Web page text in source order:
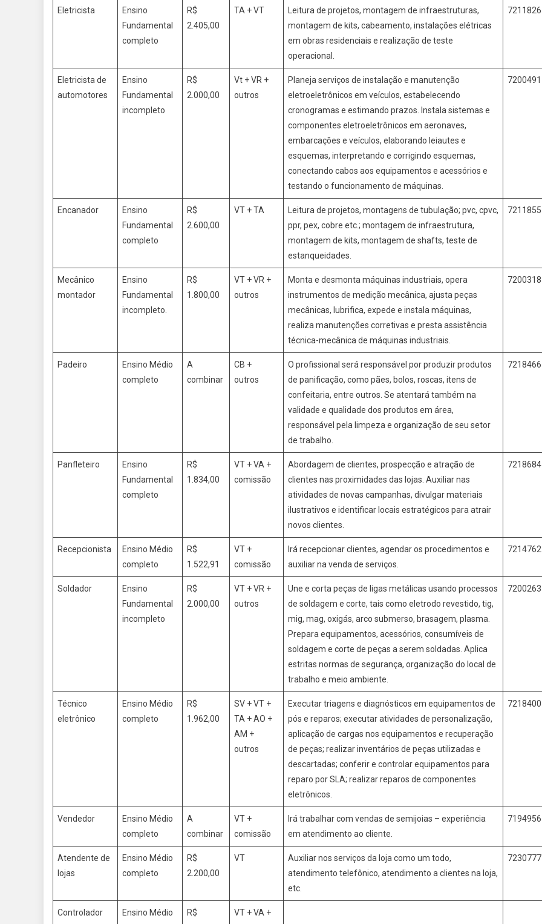
Eletricista
Ensino
Fundamental
completo
R$
2.405,00
TA + VT
Leitura de projetos, montagem de infraestruturas,
montagem de kits, cabeamento, instalações elétricas
em obras residenciais e realização de teste
operacional.
7211826
Eletricista de
automotores
Ensino
Fundamental
incompleto
R$
2.000,00
Vt + VR +
outros
Planeja serviços de instalação e manutenção
eletroeletrônicos em veículos, estabelecendo
cronogramas e estimando prazos. Instala sistemas e
componentes eletroeletrônicos em aeronaves,
embarcações e veículos, elaborando leiautes e
esquemas, interpretando e corrigindo esquemas,
conectando cabos aos equipamentos e acessórios e
testando o funcionamento de máquinas.
7200491
Encanador
Ensino
Fundamental
completo
R$
2.600,00
VT + TA
Leitura de projetos, montagens de tubulação; pvc, cpvc,
ppr, pex, cobre etc.; montagem de infraestrutura,
montagem de kits, montagem de shafts, teste de
estanqueidades.
7211855
Mecânico
montador
Ensino
Fundamental
incompleto.
R$
1.800,00
VT + VR +
outros
Monta e desmonta máquinas industriais, opera
instrumentos de medição mecânica, ajusta peças
mecânicas, lubrifica, expede e instala máquinas,
realiza manutenções corretivas e presta assistência
técnica-mecânica de máquinas industriais.
7200318
Padeiro
Ensino Médio
completo
A
combinar
CB +
outros
O profissional será responsável por produzir produtos
de panificação, como pães, bolos, roscas, itens de
confeitaria, entre outros. Se atentará também na
validade e qualidade dos produtos em área,
responsável pela limpeza e organização de seu setor
de trabalho.
7218466
Panfleteiro
Ensino
Fundamental
completo
R$
1.834,00
VT + VA +
comissão
Abordagem de clientes, prospecção e atração de
clientes nas proximidades das lojas. Auxiliar nas
atividades de novas campanhas, divulgar materiais
ilustrativos e identificar locais estratégicos para atrair
novos clientes.
7218684
Recepcionista
Ensino Médio
completo
R$
1.522,91
VT +
comissão
Irá recepcionar clientes, agendar os procedimentos e
auxiliar na venda de serviços.
7214762
Soldador
Ensino
Fundamental
incompleto
R$
2.000,00
VT + VR +
outros
Une e corta peças de ligas metálicas usando processos
de soldagem e corte, tais como eletrodo revestido, tig,
mig, mag, oxigás, arco submerso, brasagem, plasma.
Prepara equipamentos, acessórios, consumíveis de
soldagem e corte de peças a serem soldadas. Aplica
estritas normas de segurança, organização do local de
trabalho e meio ambiente.
7200263
Técnico
eletrônico
Ensino Médio
completo
R$
1.962,00
SV + VT +
TA + AO +
AM +
outros
Executar triagens e diagnósticos em equipamentos de
pós e reparos; executar atividades de personalização,
aplicação de cargas nos equipamentos e recuperação
de peças; realizar inventários de peças utilizadas e
descartadas; conferir e controlar equipamentos para
reparo por SLA; realizar reparos de componentes
eletrônicos.
7218400
Vendedor
Ensino Médio
completo
A
combinar
VT +
comissão
Irá trabalhar com vendas de semijoias – experiência
em atendimento ao cliente.
7194956
Atendente de
lojas
Ensino Médio
completo
R$
2.200,00
VT
Auxiliar nos serviços da loja como um todo,
atendimento telefônico, atendimento a clientes na loja,
etc.
7230777
Controlador
Ensino Médio
R$
VT + VA +